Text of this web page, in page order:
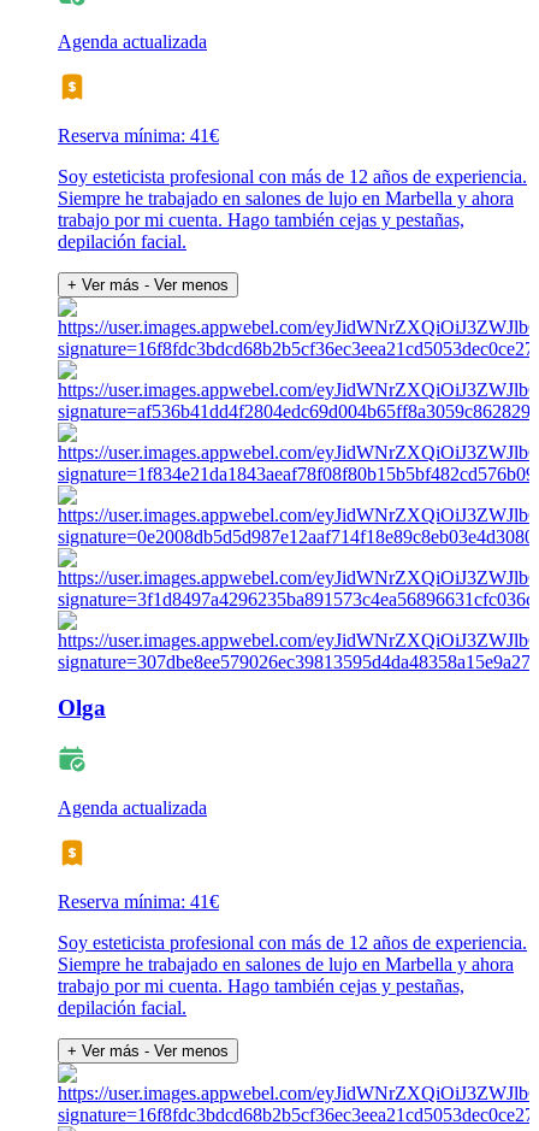
Agenda actualizada
Reserva mínima: 41€
Soy esteticista profesional con más de 12 años de experiencia.
Siempre he trabajado en salones de lujo en Marbella y ahora
trabajo por mi cuenta. Hago también cejas y pestañas,
depilación facial.
+ Ver más - Ver menos
Olga
Agenda actualizada
Reserva mínima: 41€
Soy esteticista profesional con más de 12 años de experiencia.
Siempre he trabajado en salones de lujo en Marbella y ahora
trabajo por mi cuenta. Hago también cejas y pestañas,
depilación facial.
+ Ver más - Ver menos